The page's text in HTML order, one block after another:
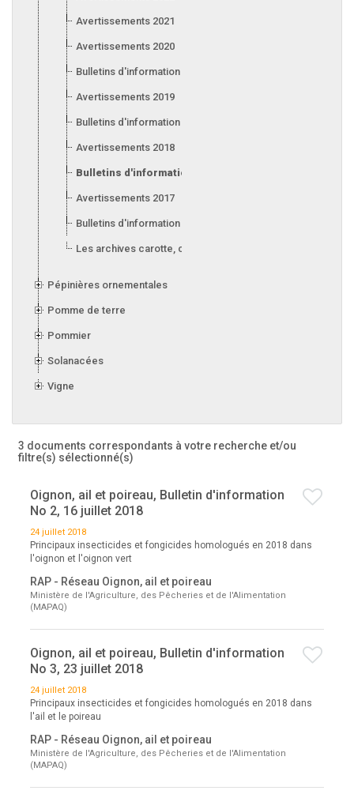
Avertissements 2021
Avertissements 2020
Bulletins d'information 2020
Avertissements 2019
Bulletins d'information 2019
Avertissements 2018
Bulletins d'information 2018
Avertissements 2017
Bulletins d'information 2017
Les archives carotte, céleri, laitue, oignon, poireau et ail
Pépinières ornementales
Pomme de terre
Pommier
Solanacées
Vigne
3 documents correspondants à votre recherche et/ou
filtre(s) sélectionné(s)
Oignon, ail et poireau, Bulletin d'information
No 2, 16 juillet 2018
24 juillet 2018
Principaux insecticides et fongicides homologués en 2018 dans
l'oignon et l'oignon vert
RAP - Réseau Oignon, ail et poireau
Ministère de l'Agriculture, des Pêcheries et de l'Alimentation
(MAPAQ)
Oignon, ail et poireau, Bulletin d'information
No 3, 23 juillet 2018
24 juillet 2018
Principaux insecticides et fongicides homologués en 2018 dans
l'ail et le poireau
RAP - Réseau Oignon, ail et poireau
Ministère de l'Agriculture, des Pêcheries et de l'Alimentation
(MAPAQ)